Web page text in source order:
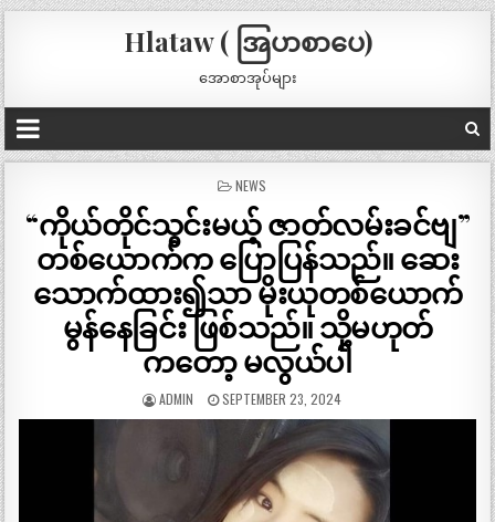
Hlataw ( အြပာစာပေ)
အောစာအုပ်များ
POSTED
NEWS
“ကိုယ်တိုင်သွင်းမယ့် ဇာတ်လမ်းခင်ဗျ”
တစ်ယောက်က ပြောပြန်သည်။ ဆေး
သောက်ထား၍သာ မိုးယုတစ်ယောက်
မွန်နေခြင်း ဖြစ်သည်။ သို့မဟုတ်
ကတော့ မလွယ်ပါ
ADMIN SEPTEMBER 23, 2024